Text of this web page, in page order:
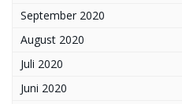
September 2020
August 2020
Juli 2020
Juni 2020